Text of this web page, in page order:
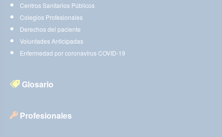
Centros Sanitarios Públicos
Colegios Profesionales
Derechos del paciente
Voluntades Anticipadas
Enfermedad por coronavirus COVID-19
Glosario
Profesionales